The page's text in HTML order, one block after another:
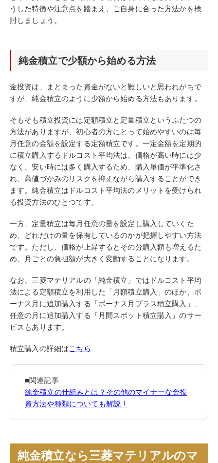
うした特徴や注意点を踏まえ、ご自身に合った方法かを検
討しましょう。
純金積立で少額から始める方法
金投資は、まとまった資金がないと難しいと思われがちで
すが、純金積立のように少額から始める方法もあります。
そもそも積立投資には定額積立と定量積立というふたつの
方法がありますが、初心者の方にとって始めやすいのは毎
月任意の金額を設定する定額積立です。一定金額を定期的
に積立購入するドルコスト平均法は、価格が高い時には少
なく、安い時には多く購入するため、購入単価が平準化さ
れ、高値づかみのリスクを抑えながら購入することができ
ます。純金積立はドルコスト平均法のメリットを受けられ
る投資方法のひとつです。
一方、定量積立は毎月任意の量を設定し購入していくた
め、どれだけの量を保有しているのかが把握しやすい方法
です。ただし、価格が上昇するとその分購入額も増えるた
め、月ごとの負担額が大きく変動することになります。
なお、三菱マテリアルの「純金積立」ではドルコスト平均
法による定額積立を利用した「月額積立購入」のほか、ボ
ーナス月に追加購入する「ボーナス月プラス積立購入」、
任意の月に追加購入する「月間スポット積立購入」のサー
ビスもあります。
積立購入の詳細はこちら
■関連記事
純金積立の仕組みとは？その他のマイナーな金投
資方法や種類についても解説！
純金積立なら三菱マテリアルのマ